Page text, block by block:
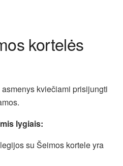
kortelės
kviečiami prisijungti
lygiais:
su Šeimos kortele yra